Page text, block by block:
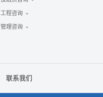
工程咨询
管理咨询
联系我们